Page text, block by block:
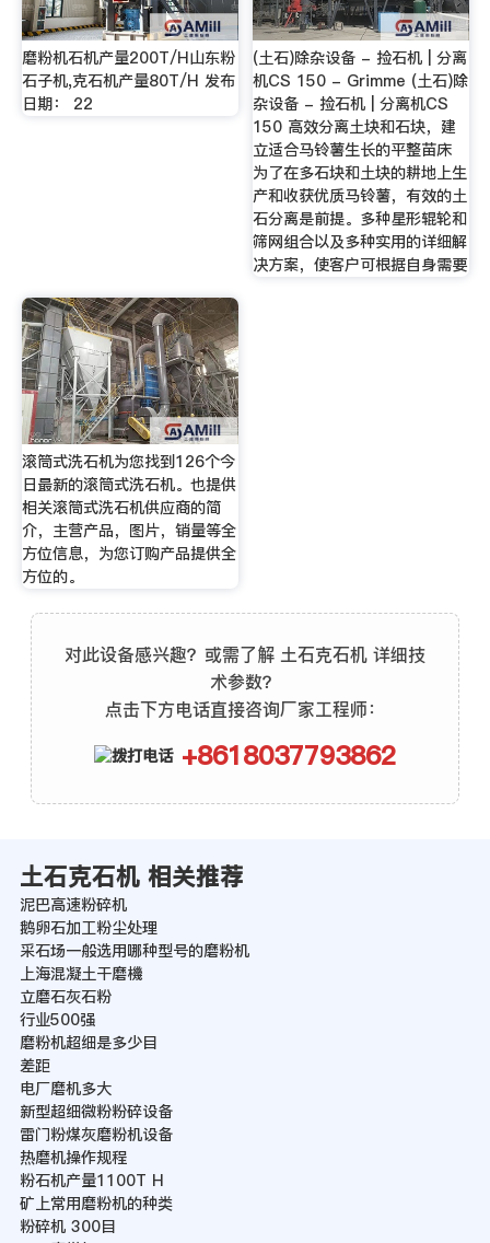
磨粉机石机产量200T/H山东粉
石子机,克石机产量80T/H 发布
日期： 22
(土石)除杂设备 - 捡石机 | 分离
机CS 150 - Grimme (土石)除
杂设备 - 捡石机 | 分离机CS
150 高效分离土块和石块，建
立适合马铃薯生长的平整苗床
为了在多石块和土块的耕地上生
产和收获优质马铃薯，有效的土
石分离是前提。多种星形辊轮和
筛网组合以及多种实用的详细解
决方案，使客户可根据自身需要
滚筒式洗石机为您找到126个今
日最新的滚筒式洗石机。也提供
相关滚筒式洗石机供应商的简
介，主营产品，图片，销量等全
方位信息，为您订购产品提供全
方位的。
对此设备感兴趣？或需了解 土石克石机 详细技
术参数？
点击下方电话直接咨询厂家工程师：
+8618037793862
土石克石机 相关推荐
泥巴高速粉碎机
鹅卵石加工粉尘处理
采石场一般选用哪种型号的磨粉机
上海混凝土干磨機
立磨石灰石粉
行业500强
磨粉机超细是多少目
差距
电厂磨机多大
新型超细微粉粉碎设备
雷门粉煤灰磨粉机设备
热磨机操作规程
粉石机产量1100T H
矿上常用磨粉机的种类
粉碎机 300目